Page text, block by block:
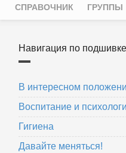
СПРАВОЧНИК ГРУППЫ
Навигация по подшивке
В интересном
Воспитание и
Гигиена
Давайте меняться!